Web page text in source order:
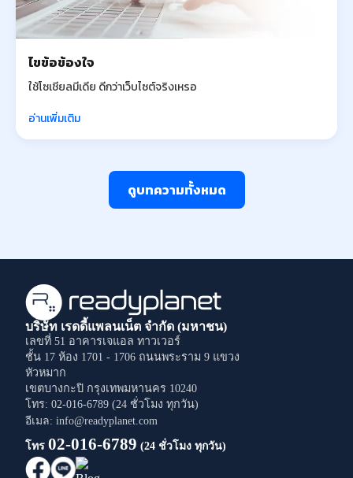
ไขข้อข้องใจ
ใช้โซเชียลมีเดีย ดีกว่าเว็บไซต์จริงเหรอ
อ่านเพิ่มเติม
ดูบทความทั้งหมด
บริษัท เรดดี้แพลนเน็ต จำกัด (มหาชน)
เลขที่ 51 อาคารเจแอล ทาวเวอร์
ชั้น 17 ห้อง 1701 - 1706 ถนนพระราม 9 แขวง
หัวหมาก
เขตบางกะปิ กรุงเทพมหานคร 10240
โทร: 02-016-6789 (24 ชั่วโมง ทุกวัน)
อีเมล: info@readyplanet.com
โทร 02-016-6789 (24 ชั่วโมง ทุกวัน)